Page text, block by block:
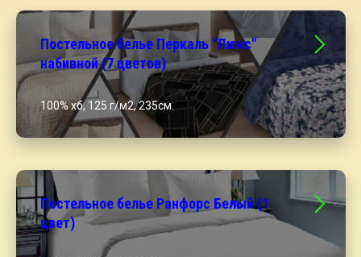
Постельное белье Перкаль "Люкс"
набивной (7 цветов)
100% хб, 125 г/м2, 235см.
Постельное белье Ранфорс Белый (1
цвет)